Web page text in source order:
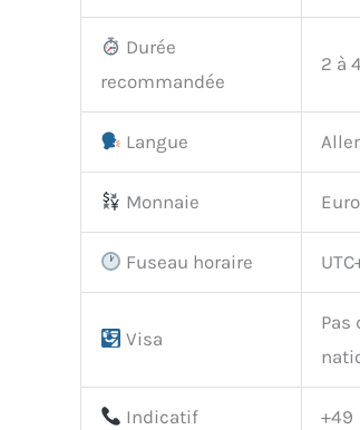
Durée
recommandée
2 à
Langue
Monnaie
Fuseau horaire
Visa
Pas
Indicatif +49